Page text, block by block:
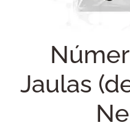
Jaulas